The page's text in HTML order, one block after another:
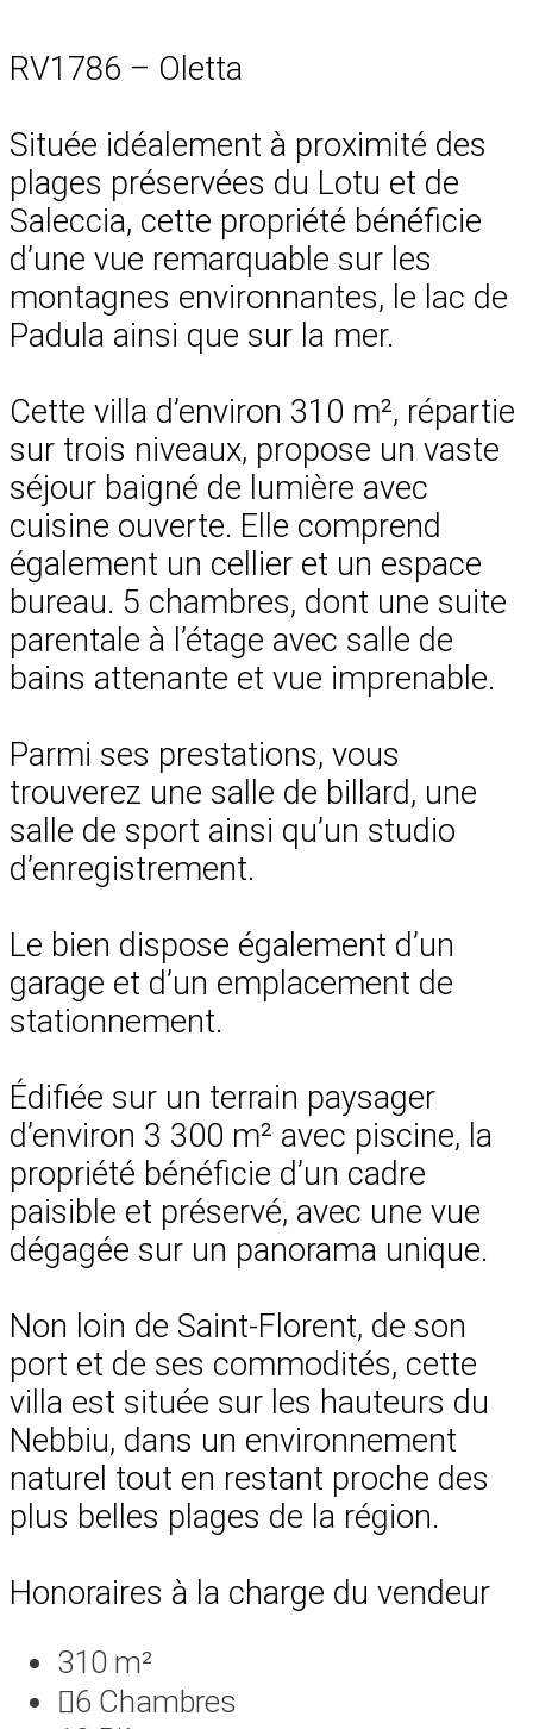
RV1786 – Oletta
Située idéalement à proximité des
plages préservées du Lotu et de
Saleccia, cette propriété bénéficie
d’une vue remarquable sur les
montagnes environnantes, le lac de
Padula ainsi que sur la mer.
Cette villa d’environ 310 m², répartie
sur trois niveaux, propose un vaste
séjour baigné de lumière avec
cuisine ouverte. Elle comprend
également un cellier et un espace
bureau. 5 chambres, dont une suite
parentale à l’étage avec salle de
bains attenante et vue imprenable.
Parmi ses prestations, vous
trouverez une salle de billard, une
salle de sport ainsi qu’un studio
d’enregistrement.
Le bien dispose également d’un
garage et d’un emplacement de
stationnement.
Édifiée sur un terrain paysager
d’environ 3 300 m² avec piscine, la
propriété bénéficie d’un cadre
paisible et préservé, avec une vue
dégagée sur un panorama unique.
Non loin de Saint-Florent, de son
port et de ses commodités, cette
villa est située sur les hauteurs du
Nebbiu, dans un environnement
naturel tout en restant proche des
plus belles plages de la région.
Honoraires à la charge du vendeur
310 m²
6 Chambres